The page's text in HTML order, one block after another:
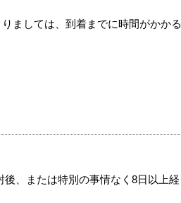
ましては、到着までに時間がかかる
、または特別の事情なく8日以上経